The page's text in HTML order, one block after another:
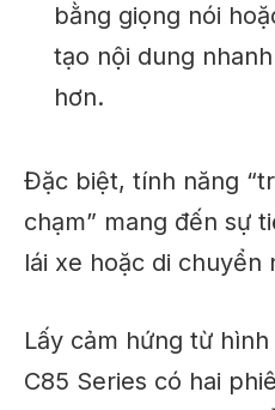
bằng giọng nói
tạo nội dung
hơn.
Đặc biệt, tính năng
chạm” mang đến sự
lái xe hoặc di chuyển
Lấy cảm hứng từ
C85 Series có hai